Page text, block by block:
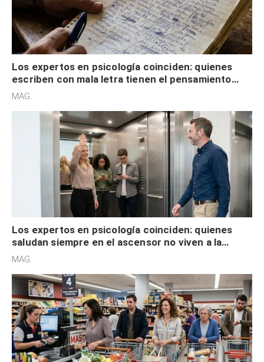
Los expertos en psicología coinciden: quienes
escriben con mala letra tienen el pensamiento
acelerado y no lo hacen por desinterés
MAG.
Los expertos en psicología coinciden: quienes
saludan siempre en el ascensor no viven a la
defensiva y tienen apertura social
MAG.